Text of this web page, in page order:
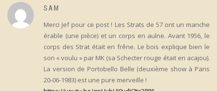
SAM
Merci Jef pour ce post ! Les Strats de 57 ont un manche
érable (une pièce) et un corps en aulne. Avant 1956, le
corps des Strat était en frêne. Le bois explique bien le
son « voulu » par MK (sa Schecter rouge était en acajou).
La version de Portobello Belle (deuxième show à Paris
20-06-1983) est une pure merveille !